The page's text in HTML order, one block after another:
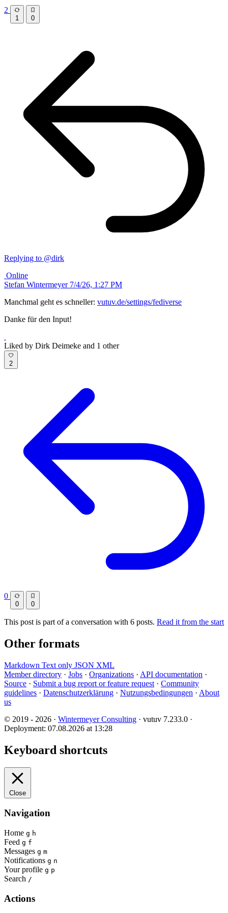
2
1 0
Replying to @dirk
Online
Stefan Wintermeyer 7/4/26, 1:27 PM
Manchmal geht es schneller: vutuv.de/settings/fediverse
Danke für den Input!
Liked by Dirk Deimeke and 1 other
2
0
0 0
This post is part of a conversation with 6 posts. Read it from the start
Other formats
Markdown Text only JSON XML
Member directory · Jobs · Organizations · API documentation ·
Source · Submit a bug report or feature request · Community
guidelines · Datenschutzerklärung · Nutzungsbedingungen · About
us
© 2019 - 2026 · Wintermeyer Consulting · vutuv 7.233.0 ·
Deployment: 07.08.2026 at 13:28
Keyboard shortcuts
Close
Navigation
Home g h
Feed g f
Messages g m
Notifications g n
Your profile g p
Search /
Actions